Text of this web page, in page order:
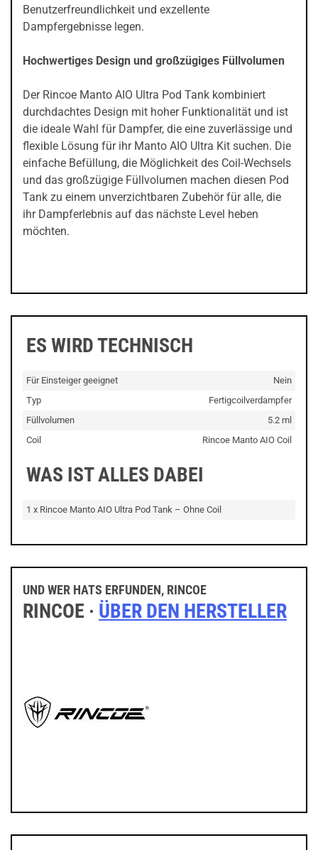
Benutzerfreundlichkeit und exzellente
Dampfergebnisse legen.
Hochwertiges Design und großzügiges Füllvolumen
Der Rincoe Manto AIO Ultra Pod Tank kombiniert
durchdachtes Design mit hoher Funktionalität und ist
die ideale Wahl für Dampfer, die eine zuverlässige und
flexible Lösung für ihr Manto AIO Ultra Kit suchen. Die
einfache Befüllung, die Möglichkeit des Coil-Wechsels
und das großzügige Füllvolumen machen diesen Pod
Tank zu einem unverzichtbaren Zubehör für alle, die
ihr Dampferlebnis auf das nächste Level heben
möchten.
ES WIRD TECHNISCH
Für Einsteiger geeignet
Nein
Typ
Fertigcoilverdampfer
Füllvolumen
5.2 ml
Coil
Rincoe Manto AIO Coil
WAS IST ALLES DABEI
1 x Rincoe Manto AIO Ultra Pod Tank – Ohne Coil
UND WER HATS ERFUNDEN, RINCOE
RINCOE · ÜBER DEN HERSTELLER